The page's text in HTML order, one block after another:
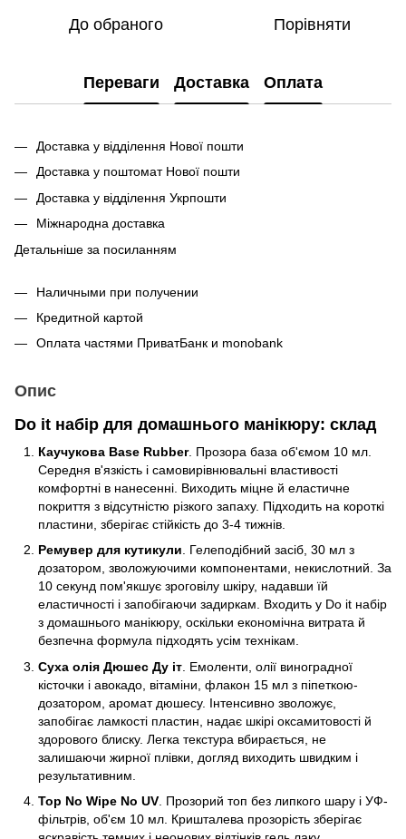
До обраного Порівняти
Переваги Доставка Оплата
Доставка у відділення Нової пошти
Доставка у поштомат Нової пошти
Доставка у відділення Укрпошти
Міжнародна доставка
Детальніше за посиланням
Наличными при получении
Кредитной картой
Оплата частями ПриватБанк и monobank
Опис
Do it набір для домашнього манікюру: склад
Каучукова Base Rubber. Прозора база об'ємом 10 мл.
Середня в'язкість і самовирівнювальні властивості
комфортні в нанесенні. Виходить міцне й еластичне
покриття з відсутністю різкого запаху. Підходить на короткі
пластини, зберігає стійкість до 3-4 тижнів.
Ремувер для кутикули . Гелеподібний засіб, 30 мл з
дозатором, зволожуючими компонентами, некислотний. За
10 секунд пом'якшує зроговілу шкіру, надавши їй
еластичності і запобігаючи задиркам. Входить у Do it набір
з домашнього манікюру, оскільки економічна витрата й
безпечна формула підходять усім технікам.
Суха олія Дюшес Ду іт . Емоленти, олії виноградної
кісточки і авокадо, вітаміни, флакон 15 мл з піпеткою-
дозатором, аромат дюшесу. Інтенсивно зволожує,
запобігає ламкості пластин, надає шкірі оксамитовості й
здорового блиску. Легка текстура вбирається, не
залишаючи жирної плівки, догляд виходить швидким і
результативним.
Top No Wipe No UV . Прозорий топ без липкого шару і УФ-
фільтрів, об'єм 10 мл. Кришталева прозорість зберігає